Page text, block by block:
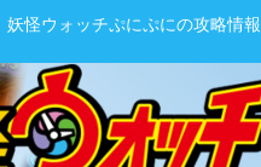
妖怪ウォッチぷにぷにの攻略情